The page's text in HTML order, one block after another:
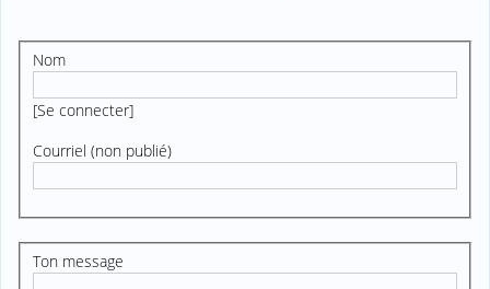
Nom
[Se connecter]
Courriel (non publié)
Ton message